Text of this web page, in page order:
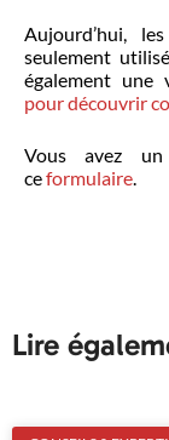
Aujourd’hui,
seulement
également une
pour découvrir
Vous avez
ceformulaire.
Lire